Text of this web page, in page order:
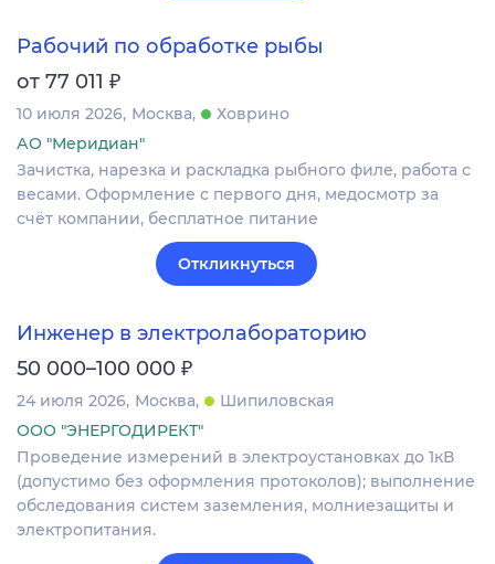
Рабочий по обработке рыбы
от 77 011 ₽
10 июля 2026 Москва
Ховрино
АО "Меридиан"
Зачистка, нарезка и раскладка рыбного филе, работа с
весами. Оформление c первого дня, медосмотр за
счёт компании, бесплатное питание
Откликнуться
Инженер в электролабораторию
50 000–100 000 ₽
24 июля 2026 Москва
Шипиловская
ООО "ЭНЕРГОДИРЕКТ"
Проведение измерений в электроустановках до 1кВ
(допустимо без оформления протоколов); выполнение
обследования систем заземления, молниезащиты и
электропитания.